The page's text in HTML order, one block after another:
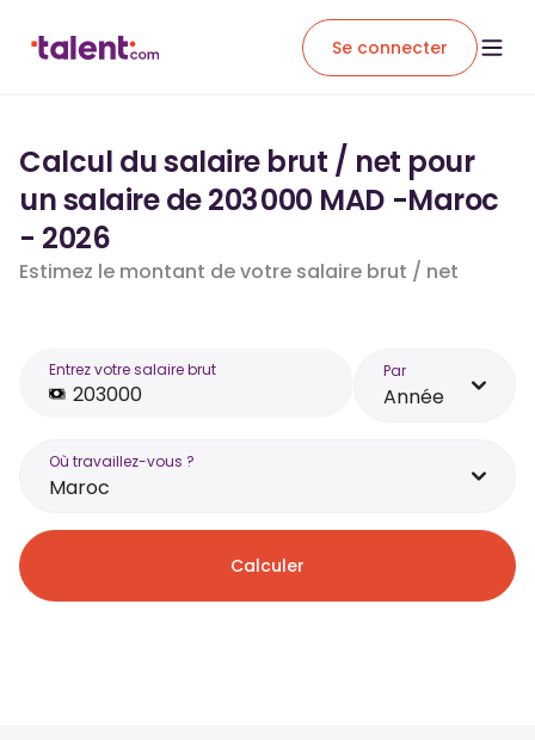
Se connecter
Calcul du salaire brut / net pour
un salaire de 203 000 MAD -Maroc
- 2026
Estimez le montant de votre salaire brut / net
Entrez votre salaire brut Par
Année
Où travaillez-vous ?
Maroc
Calculer